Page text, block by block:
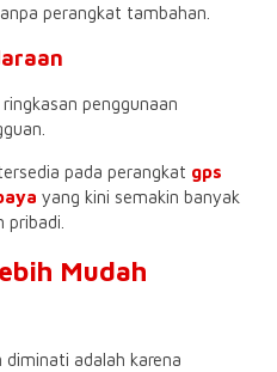
perangkat tambahan.
penggunaan
pada perangkat gps
yang kini semakin banyak
pribadi.
Mudah
diminati adalah karena